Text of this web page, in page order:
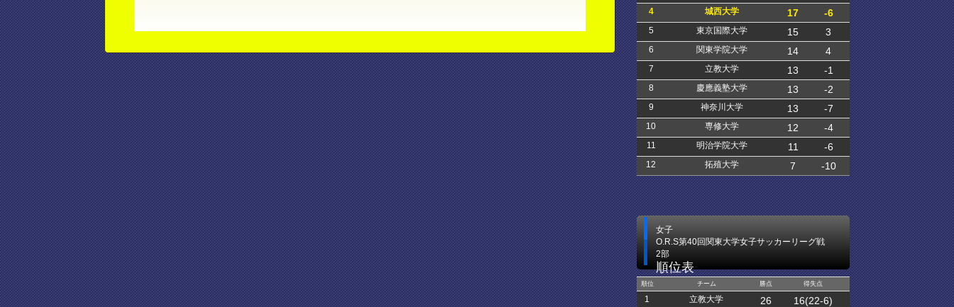
4 城西大学 17 -6
5 東京国際大学 15 3
6 関東学院大学 14 4
7 立教大学 13 -1
8 慶應義塾大学 13 -2
9 神奈川大学 13 -7
10 専修大学 12 -4
11 明治学院大学 11 -6
12 拓殖大学 7 -10
女子
O.R.S第40回関東大学女子サッカーリーグ戦
2部
順位表
順位 チーム 勝点 得失点
1 立教大学 26 16(22-6)